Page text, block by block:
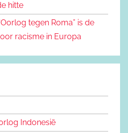
hitte
tegen Roma” is de
racisme in Europa
Indonesië